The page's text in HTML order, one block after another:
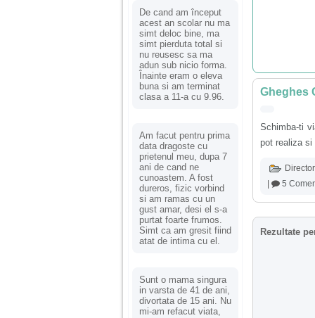
De cand am început
acest an scolar nu ma
simt deloc bine, ma
simt pierduta total si
nu reusesc sa ma
adun sub nicio forma.
Înainte eram o eleva
buna si am terminat
clasa a 11-a cu 9.96.
Am facut pentru prima
data dragoste cu
prietenul meu, dupa 7
ani de cand ne
cunoastem. A fost
dureros, fizic vorbind
si am ramas cu un
gust amar, desi el s-a
purtat foarte frumos.
Simt ca am gresit fiind
atat de intima cu el.
Sunt o mama singura
in varsta de 41 de ani,
divortata de 15 ani. Nu
mi-am refacut viata,
Gheghes
Schimba-ti
pot realiza si
5
Rezultate